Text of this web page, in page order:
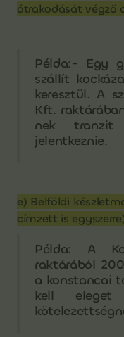
átrakodását végző
Példa:- Egy
szállít
keresztül. A
Kft.
nek tranzit
jelentkeznie.
e) Belföldi
címzett is
Példa: A
raktárából
a konstancai
kell